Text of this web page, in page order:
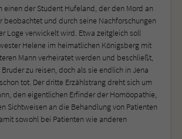
einen der Student Hufeland, der den Mord an
beobachtet und durch seine Nachforschungen
Loge verwickelt wird. Etwa zeitgleich soll
Helene im heimatlichen Königsberg mit
Mann verheiratet werden und beschließt,
zu reisen, doch als sie endlich in Jena
tot. Der dritte Erzählstrang dreht sich um
den eigentlichen Erfinder der Homöopathie,
Sichtweisen an die Behandlung von Patienten
sowohl bei Patienten wie anderen